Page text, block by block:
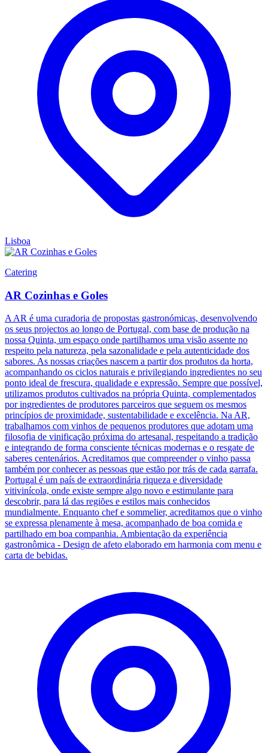
Lisboa
Catering
AR Cozinhas e Goles
A AR é uma curadoria de propostas gastronómicas, desenvolvendo
os seus projectos ao longo de Portugal, com base de produção na
nossa Quinta, um espaço onde partilhamos uma visão assente no
respeito pela natureza, pela sazonalidade e pela autenticidade dos
sabores. As nossas criações nascem a partir dos produtos da horta,
acompanhando os ciclos naturais e privilegiando ingredientes no seu
ponto ideal de frescura, qualidade e expressão. Sempre que possível,
utilizamos produtos cultivados na própria Quinta, complementados
por ingredientes de produtores parceiros que seguem os mesmos
princípios de proximidade, sustentabilidade e excelência. Na AR,
trabalhamos com vinhos de pequenos produtores que adotam uma
filosofia de vinificação próxima do artesanal, respeitando a tradição
e integrando de forma consciente técnicas modernas e o resgate de
saberes centenários. Acreditamos que compreender o vinho passa
também por conhecer as pessoas que estão por trás de cada garrafa.
Portugal é um país de extraordinária riqueza e diversidade
vitivinícola, onde existe sempre algo novo e estimulante para
descobrir, para lá das regiões e estilos mais conhecidos
mundialmente. Enquanto chef e sommelier, acreditamos que o vinho
se expressa plenamente à mesa, acompanhado de boa comida e
partilhado em boa companhia. Ambientação da experiência
gastronômica - Design de afeto elaborado em harmonia com menu e
carta de bebidas.